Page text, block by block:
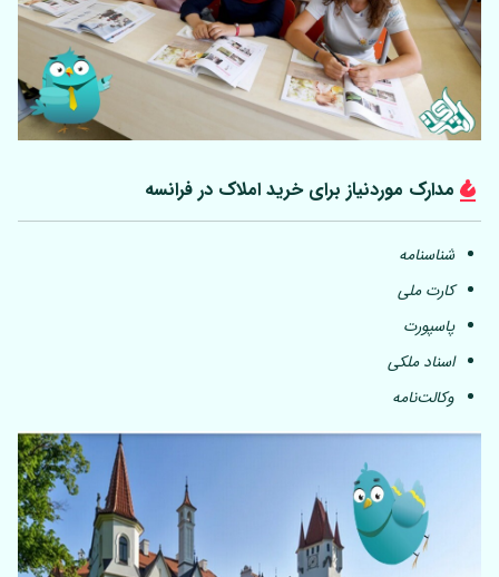
مدارک موردنیاز برای خرید املاک در فرانسه
شناسنامه
کارت ملی
پاسپورت
اسناد ملکی
وکالت‌نامه